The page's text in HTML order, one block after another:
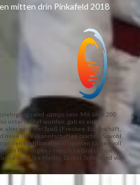
mitten drin Pinkafeld 2018
und -camps sein. Mit über 200
unterrichtet wurden, gab es eine
aber auch viel Spaß (Fresbee, Eisgeschäft,
neue Jiu Bekanntschaften brachte. Sowohl
an den traditionellen Einheiten kamen voll
den Prüfungen – Herzliche Gratulation
den Uke Martin, Daniel, Simon und vor